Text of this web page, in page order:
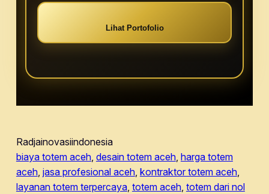
Lihat Portofolio
Radjainovasiindonesia
biaya totem aceh, desain totem aceh, harga totem
aceh, jasa profesional aceh, kontraktor totem aceh
layanan totem terpercaya, totem aceh, totem dari nol